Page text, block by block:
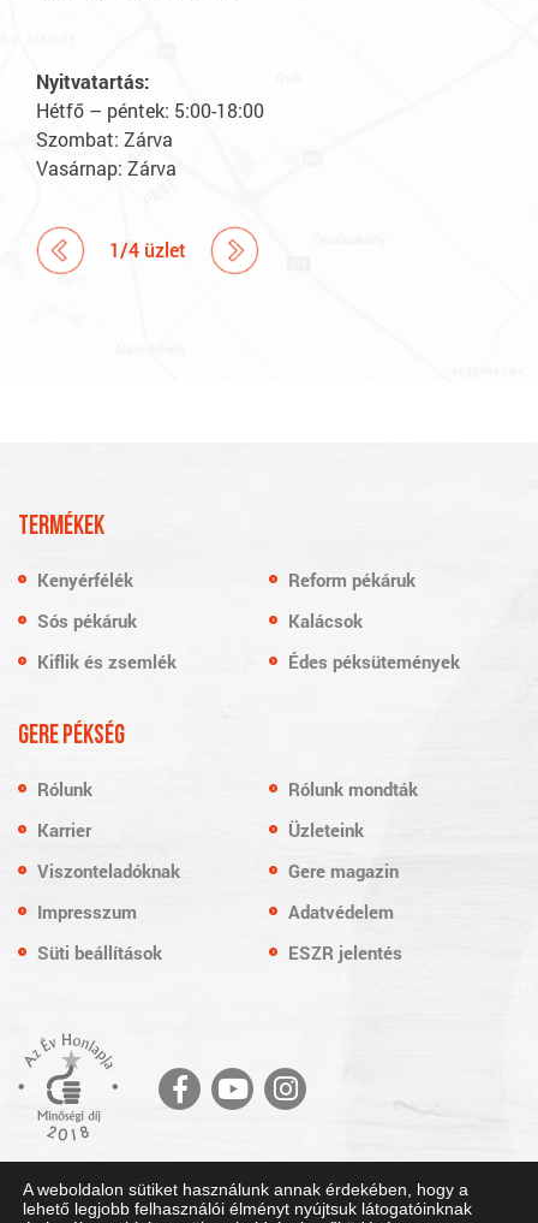
Nyitvatartás:
Hétfő – péntek: 5:00-18:00
Szombat: Zárva
Vasárnap: Zárva
1/4 üzlet
TERMÉKEK
Kenyérfélék
Reform pékáruk
Sós pékáruk
Kalácsok
Kiflik és zsemlék
Édes péksütemények
GERE PÉKSÉG
Rólunk
Rólunk mondták
Karrier
Üzleteink
Viszonteladóknak
Gere magazin
Impresszum
Adatvédelem
Süti beállítások
ESZR jelentés
© Copyright 2018. Gere István Sütödéje Kft. Minden jog fenntartva.
Honlaptervezés: Kreatív Vonalak
A weboldalon sütiket használunk annak érdekében, hogy a
lehető legjobb felhasználói élményt nyújtsuk látogatóinknak